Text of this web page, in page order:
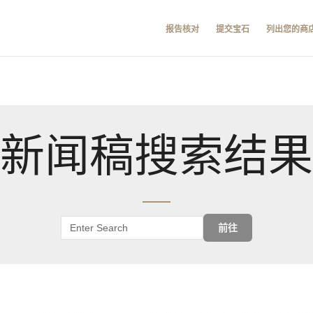
报告核对 提交宝石 列出您的商
新闻稿搜索结果
前往